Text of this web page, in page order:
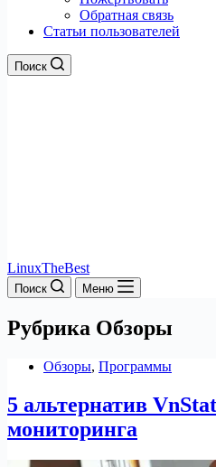
Обратная связь
Статьи пользователей
Поиск
LinuxTheBest
Поиск Меню
Рубрика Обзоры
Обзоры, Программы
5 альтернатив
мониторинга